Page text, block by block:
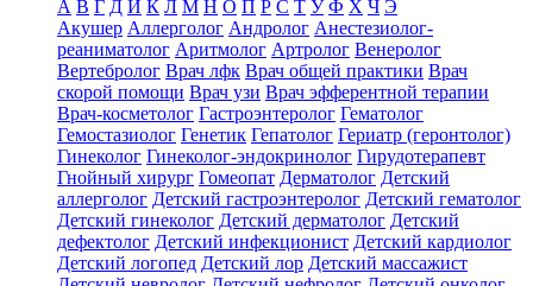
А В Г Д И К Л М Н О П Р С Т У Ф Х Ч Э
Акушер Аллерголог Андролог Анестезиолог-
реаниматолог Аритмолог Артролог Венеролог
Вертебролог Врач лфк Врач общей практики Врач
скорой помощи Врач узи Врач эфферентной терапии
Врач-косметолог Гастроэнтеролог Гематолог
Гемостазиолог Генетик Гепатолог Гериатр (геронтолог)
Гинеколог Гинеколог-эндокринолог Гирудотерапевт
Гнойный хирург Гомеопат Дерматолог Детский
аллерголог Детский гастроэнтеролог Детский гематолог
Детский гинеколог Детский дерматолог Детский
дефектолог Детский инфекционист Детский кардиолог
Детский логопед Детский лор Детский массажист